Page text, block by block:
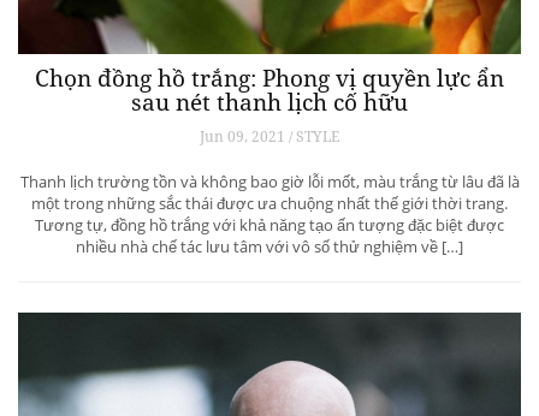
Chọn đồng hồ trắng: Phong vị quyền lực ẩn
sau nét thanh lịch cố hữu
Jun 09, 2021 / STYLE
Thanh lịch trường tồn và không bao giờ lỗi mốt, màu trắng từ lâu đã là
một trong những sắc thái được ưa chuộng nhất thế giới thời trang.
Tương tự, đồng hồ trắng với khả năng tạo ấn tượng đặc biệt được
nhiều nhà chế tác lưu tâm với vô số thử nghiệm về […]